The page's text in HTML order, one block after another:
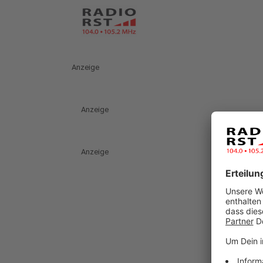
Anzeige
Anzeige
Anzeige